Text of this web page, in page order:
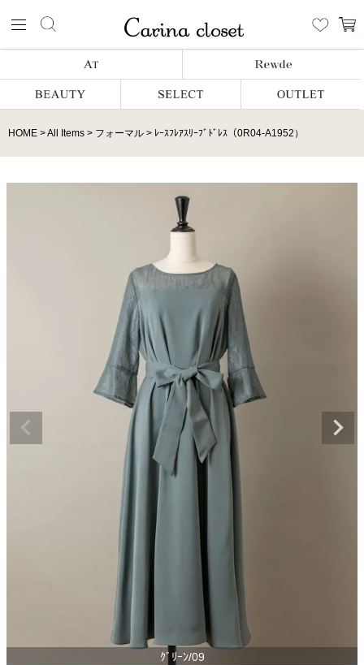
HOME All Items フォーマル ﾚｰｽﾌﾚｱｽﾘｰﾌﾞﾄﾞﾚｽ（0R04-A1952）
ｸﾞﾘｰﾝ/09